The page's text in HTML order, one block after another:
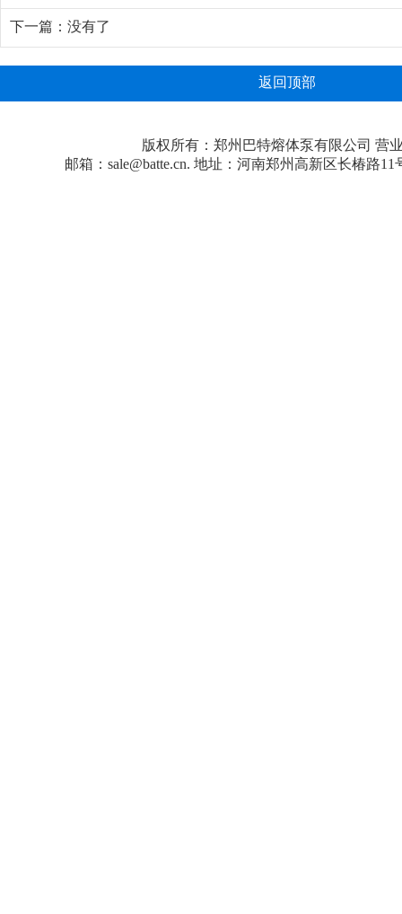
下一篇：没有了
返回顶部
版权所有：郑州巴特熔体泵有限公司 营
邮箱：sale@batte.cn. 地址：河南郑州高新区长椿路